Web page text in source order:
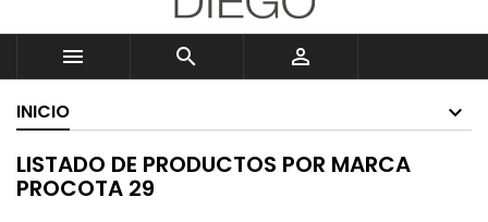
  
INICIO
LISTADO DE PRODUCTOS POR MARCA
PROCOTA 29